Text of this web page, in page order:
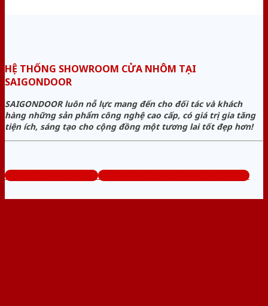
HỆ THỐNG SHOWROOM CỬA NHÔM TẠI
SAIGONDOOR
SAIGONDOOR luôn nỗ lực mang đến cho đối tác và khách
hàng những sản phẩm công nghệ cao cấp, có giá trị gia tăng
tiện ích, sáng tạo cho cộng đồng một tương lai tốt đẹp hơn!
www.bancuanhom.com Tổng đài tư vấn miễn phí: 0824.400.400